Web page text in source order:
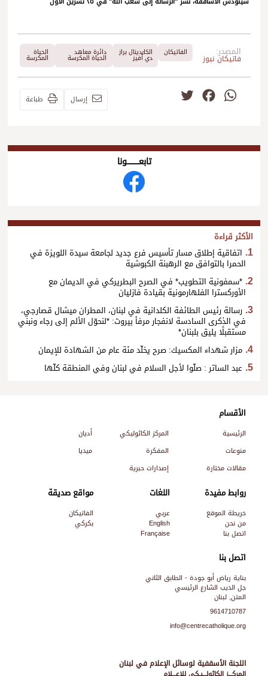
المصدر:
فاتيكان نيوز
الفاتيكان الكاردينال براز
دي أفيز
دائرة معاهد
الحياة المكرسة
الحياة
المكرسة
WhatsApp
Facebook إرسال طباعة
تابعــــــــــونا
الأكثر قراءة
اتفاقية إطلاق مسار تأسيس فرع جديد لجامعة سيدة اللويزة في
الحمرا بالتوافق مع الرهبنة الكبوشية
*سمفونية التطويب* في الصرح البطريركي في الديمان مع
الأوركسترا الفلهارمونية بقيادة فازليان
رسالة رئيس الطائفة الكلدانية في لبنان، المطران ميشال قصارجي،
في الذكرى السادسة لانفجار مرفأ بيروت: *لنحوّل الألم إلى رجاء ونبني
مستقبلًا يليق بلبنان*
مزار شهداء المكسيك: صرح يخلّد مئة عام من الشهادة للإيمان
عبد الساتر : صلّوا لأجل السلام في لبنان وفي المنطقة كلّها
اللجنة الأسقفية لوسائل الإعلام في لبنان
اتصل بنا
بناية رياض أبو جودة - الطابق الثاني
جل الديب الشارع الرئيسي
المتن, لبنان
9614710787
info@centrecatholique.org
الأقسام
الرئيسية المركز الكاثوليكي
أديان
منوعات
المفكرة
ميديا
مقالات مختارة
إصدارات حبرية
روابط مفيدة
خريطة الموقع
من نحن
اتصل بنا
اللغات
عربي
English
Française
مواقع صديقة
الفاتيكان
بكركي